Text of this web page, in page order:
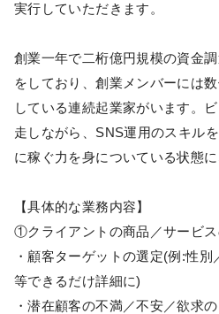
実行していただきます。
創業一年で二桁億円規模の資金
をしており、創業メンバーには
している連続起業家がいます。
走しながら、SNS運用のスキル
に稼ぐ力を身についている状態に
【具体的な業務内容】
①クライアントの商品／サービ
・顧客ターゲットの選定(例:性
等できるだけ詳細に)
・潜在顧客の不満／不安／欲求